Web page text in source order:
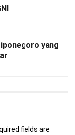
yang
fields are